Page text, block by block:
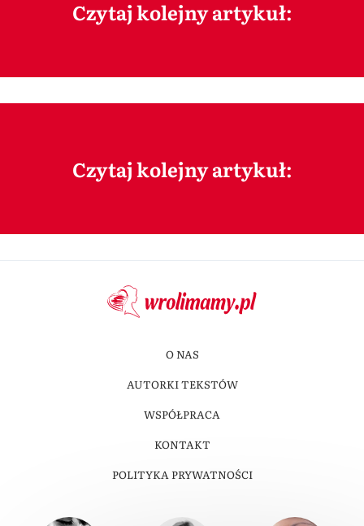
Czytaj kolejny artykuł:
Czytaj kolejny artykuł:
O NAS
AUTORKI TEKSTÓW
WSPÓŁPRACA
KONTAKT
POLITYKA PRYWATNOŚCI